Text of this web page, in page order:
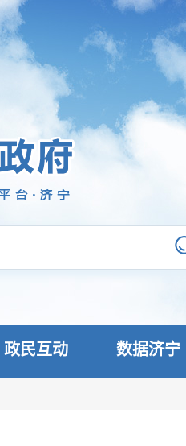
政民互动 数据济宁